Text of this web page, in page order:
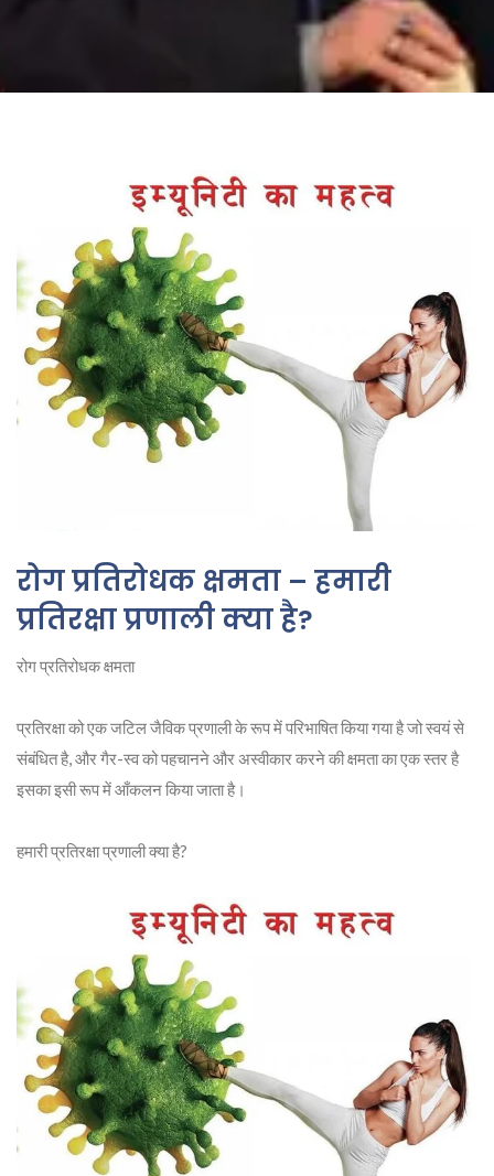
रोग प्रतिरोधक क्षमता – हमारी
प्रतिरक्षा प्रणाली क्या है?
रोग प्रतिरोधक क्षमता
प्रतिरक्षा को एक जटिल जैविक प्रणाली के रूप में परिभाषित किया गया है जो स्वयं से
संबंधित है, और गैर-स्व को पहचानने और अस्वीकार करने की क्षमता का एक स्तर है
इसका इसी रूप में आँकलन किया जाता है।
हमारी प्रतिरक्षा प्रणाली क्या है?